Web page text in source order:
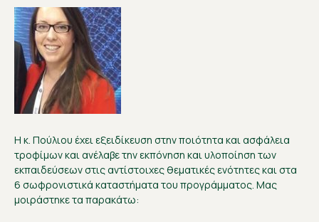
Η κ. Πούλιου έχει εξειδίκευση στην ποιότητα και ασφάλεια
τροφίμων και ανέλαβε την εκπόνηση και υλοποίηση των
εκπαιδεύσεων στις αντίστοιχες θεματικές ενότητες και στα
6 σωφρονιστικά καταστήματα του προγράμματος. Μας
μοιράστηκε τα παρακάτω: